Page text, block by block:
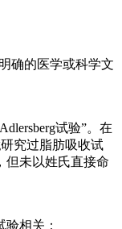
确的医学或科学文
试验”。在
究过脂肪吸收试
但未以姓氏直接命
相关：